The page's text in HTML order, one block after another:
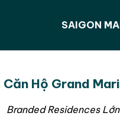
SAIGON
Căn Hộ Grand
Branded Residences